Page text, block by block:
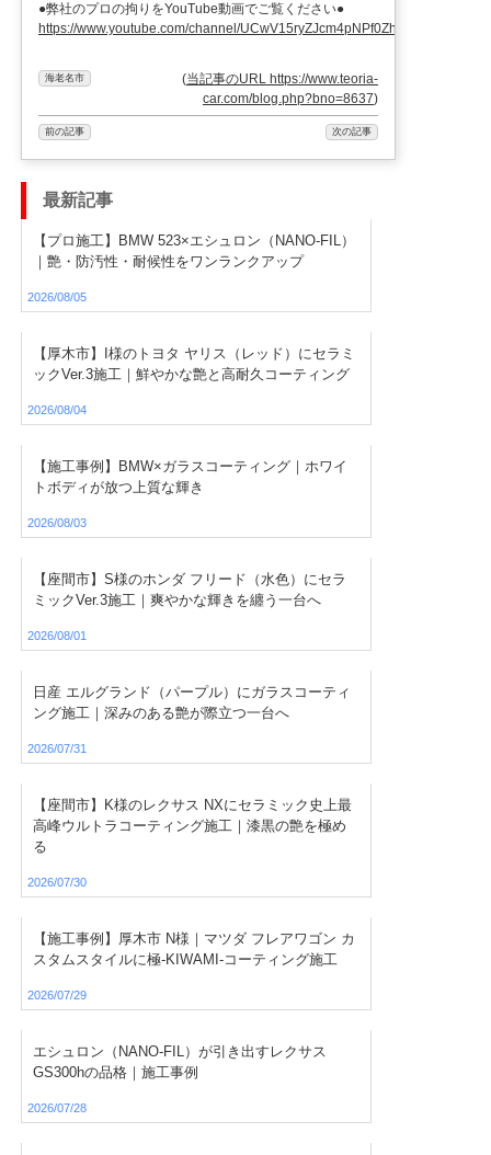
●弊社のプロの拘りをYouTube動画でご覧ください●
https://www.youtube.com/channel/UCwV15ryZJcm4pNPf0ZhXu9g
海老名市 (当記事のURL https://www.teoria-
car.com/blog.php?bno=8637)
前の記事 次の記事
最新記事
【プロ施工】BMW 523×エシュロン（NANO-FIL）
｜艶・防汚性・耐候性をワンランクアップ
2026/08/05
【厚木市】I様のトヨタ ヤリス（レッド）にセラミ
ックVer.3施工｜鮮やかな艶と高耐久コーティング
2026/08/04
【施工事例】BMW×ガラスコーティング｜ホワイ
トボディが放つ上質な輝き
2026/08/03
【座間市】S様のホンダ フリード（水色）にセラ
ミックVer.3施工｜爽やかな輝きを纏う一台へ
2026/08/01
日産 エルグランド（パープル）にガラスコーティ
ング施工｜深みのある艶が際立つ一台へ
2026/07/31
【座間市】K様のレクサス NXにセラミック史上最
高峰ウルトラコーティング施工｜漆黒の艶を極め
る
2026/07/30
【施工事例】厚木市 N様｜マツダ フレアワゴン カ
スタムスタイルに極-KIWAMI-コーティング施工
2026/07/29
エシュロン（NANO-FIL）が引き出すレクサス
GS300hの品格｜施工事例
2026/07/28